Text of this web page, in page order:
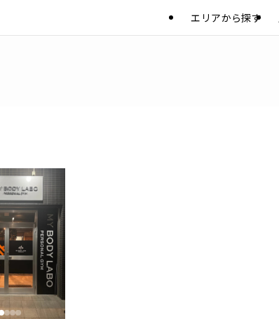
エリアから探す